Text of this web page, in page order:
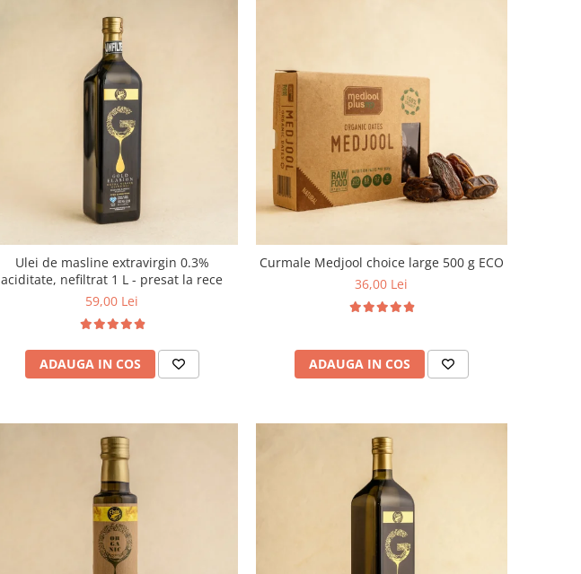
Ulei de masline extravirgin 0.3%
aciditate, nefiltrat 1 L - presat la rece
59,00 Lei
ADAUGA IN COS
Curmale Medjool choice large 500 g ECO
36,00 Lei
ADAUGA IN COS